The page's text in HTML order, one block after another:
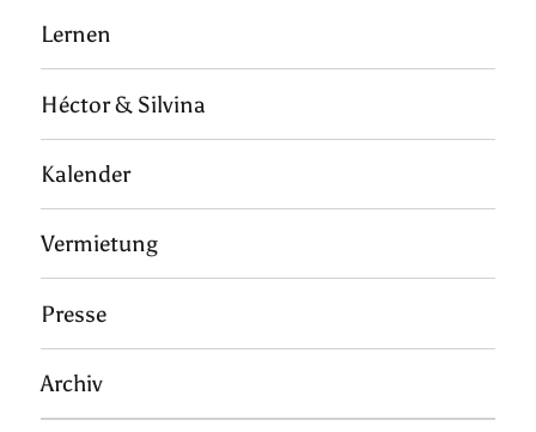
Lernen
Héctor & Silvina
Kalender
Vermietung
Presse
Archiv